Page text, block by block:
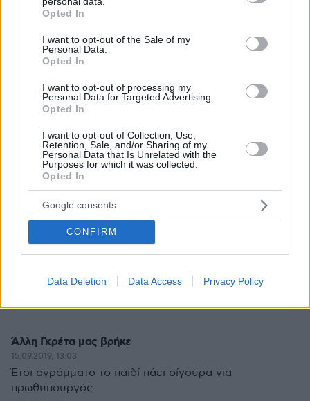
grant or deny consent to Google and its third-party tags to
use your data for below specified purposes in below Google
consent section.
Opted In
I want to opt-out of the Sale of my
Personal Data.
Opted In
I want to opt-out of processing my
Personal Data for Targeted Advertising.
Opted In
I want to opt-out of Collection, Use,
Retention, Sale, and/or Sharing of my
Personal Data that Is Unrelated with the
Purposes for which it was collected.
Opted In
Google consents
CONFIRM
Data Deletion Data Access Privacy Policy
Σχόλια-μπουρδολογιες! Αυτό το κοριτσάκι στα 20 του
θα έχει γυρίσει όλο τον κόσμο, θα έχει απίστευτα
πλούσιο συναισθηματικο κόσμο, άπειρες εμπειρίες,
γνωριμίες κ εφόδια για τη ζωή της, ενώ τα παιδιά
κολλημενα στο Ιντερνέτ, αναλφαβητα και θα
ψάχνουν στην καλύτερη μια μιζερη δουλίτσα.
Περιμένουμε 10 μέρες το καλοκαίρι να πάμε χωριό...
Αφήστε τον καθένα να ζήσει τη ζωή του όπως
γουστάρει.
ΑΠΑΝΤΗΣΗ
ΓΙΏΡΓΟΣ ΚΑΒΆΛΑ
15.09.2019, 15:24
@Ζουλαπι.Αυτό το κορίτσι στα 20 θα έχει
να ένα μήλο).
Άλλη Γκρέτα μας βρήκε
15.09.2019, 13:03
Έτσι αγράμματο το παιδί πάει σίγουρα για
πρωθυπουργός